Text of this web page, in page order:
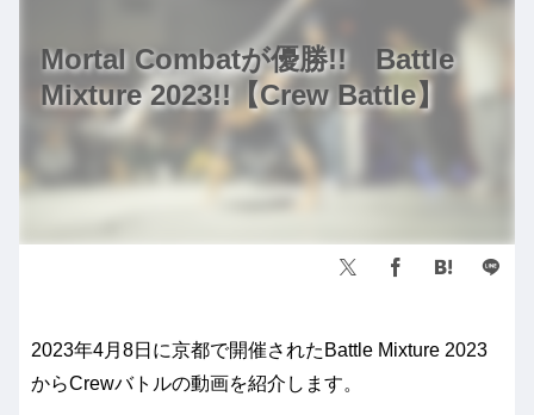
Mortal Combatが優勝!! Battle
Mixture 2023!!【Crew Battle】
2023年4月8日に京都で開催されたBattle Mixture 2023
からCrewバトルの動画を紹介します。